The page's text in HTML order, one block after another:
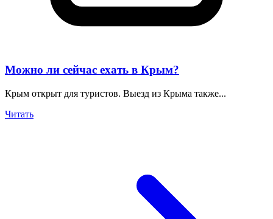
Можно ли сейчас ехать в Крым?
Крым открыт для туристов. Выезд из Крыма также...
Читать